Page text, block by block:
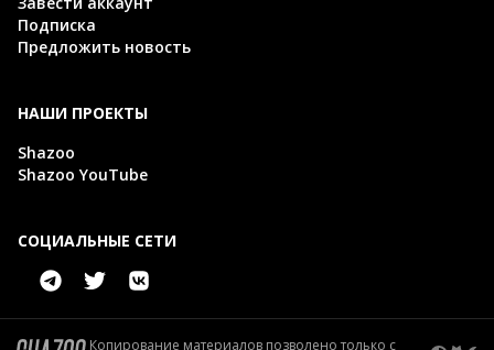
Подписка
Предложить новость
НАШИ ПРОЕКТЫ
Shazoo
Shazoo YouTube
СОЦИАЛЬНЫЕ СЕТИ
Копирование материалов позволено только с